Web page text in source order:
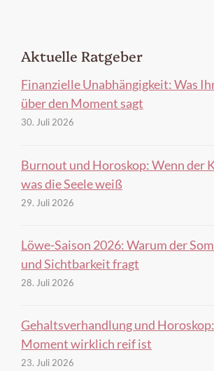
Aktuelle Ratgeber
Finanzielle Unabhängigkeit: Was
über den Moment sagt
30. Juli 2026
Burnout und Horoskop: Wenn der
was die Seele weiß
29. Juli 2026
Löwe-Saison 2026: Warum der
und Sichtbarkeit fragt
28. Juli 2026
Gehaltsverhandlung und
Moment wirklich reif ist
23. Juli 2026